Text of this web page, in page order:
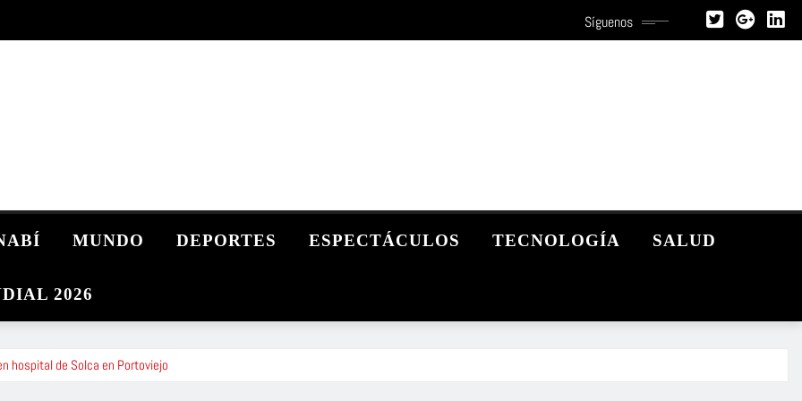
Síguenos
MUNDO DEPORTES ESPECTÁCULOS TECNOLOGÍA SALUD
2026
hospital de Solca en Portoviejo